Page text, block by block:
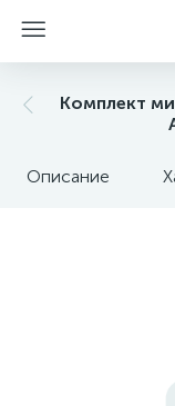
Комплект
Описание